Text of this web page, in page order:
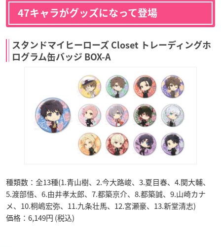
47キャラがグッズになって登場
スタンドマイヒーローズ Closet トレーディングホ
ログラム缶バッジ BOX-A
種類数：全13種(1.青山樹、2.今大路峻、3.夏目春、4.関大輔、
5.渡部悟、6.由井孝太郎、7.都築京介、8.都築誠、9.山崎カナ
メ、10.桐嶋宏弥、11.九条壮馬、12.宮瀬豪、13.新堂清志)
価格：6,149円 (税込)